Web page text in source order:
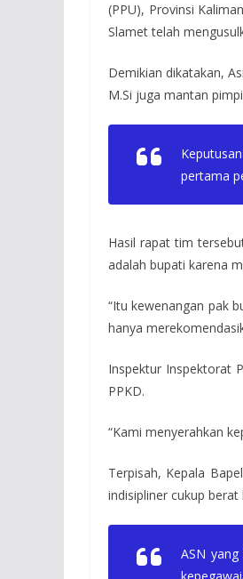
(PPU), Provinsi
Slamet telah
Demikian dikatakan,
M.Si juga mantan
pertama
Hasil rapat tim
adalah bupati karena
“Itu kewenangan pak
hanya
Inspektur Inspektorat
PPKD.
“Kami menyerahkan
Terpisah, Kepala
indisipliner cukup
ASN